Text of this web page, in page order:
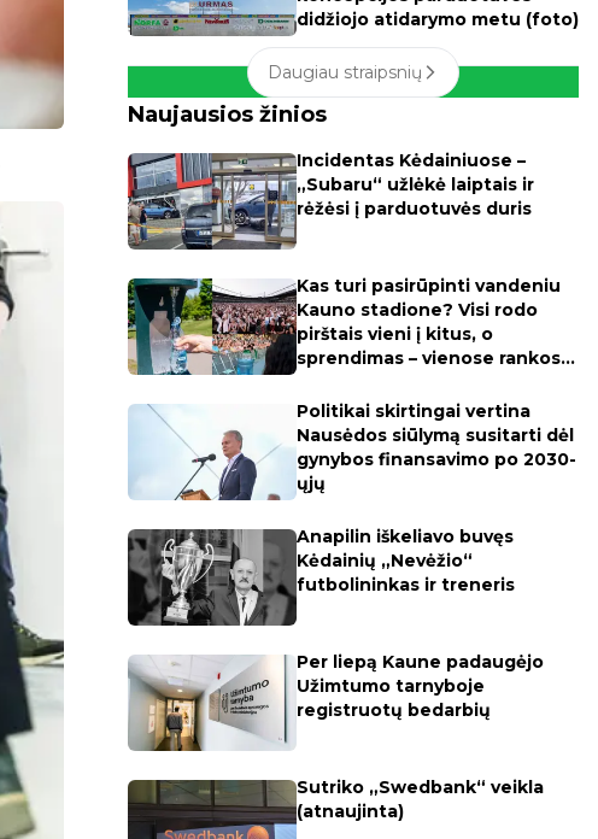
didžiojo atidarymo metu (foto)
Daugiau straipsnių
Naujausios žinios
Incidentas Kėdainiuose –
„Subaru“ užlėkė laiptais ir
rėžėsi į parduotuvės duris
Kas turi pasirūpinti vandeniu
Kauno stadione? Visi rodo
pirštais vieni į kitus, o
sprendimas – vienose rankose
Politikai skirtingai vertina
Nausėdos siūlymą susitarti dėl
gynybos finansavimo po 2030-
ųjų
Anapilin iškeliavo buvęs
Kėdainių „Nevėžio“
futbolininkas ir treneris
Per liepą Kaune padaugėjo
Užimtumo tarnyboje
registruotų bedarbių
Sutriko „Swedbank“ veikla
(atnaujinta)